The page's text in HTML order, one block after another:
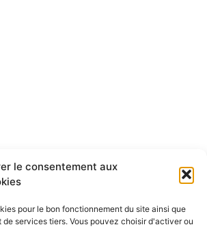
le consentement aux
pour le bon fonctionnement du site ainsi que
services tiers. Vous pouvez choisir d'activer ou
NEWSLETTER
5-6 FOIS PAR ANNÉE